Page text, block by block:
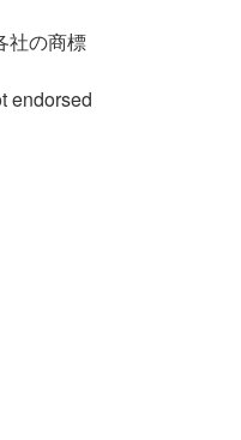
社の商標
endorsed